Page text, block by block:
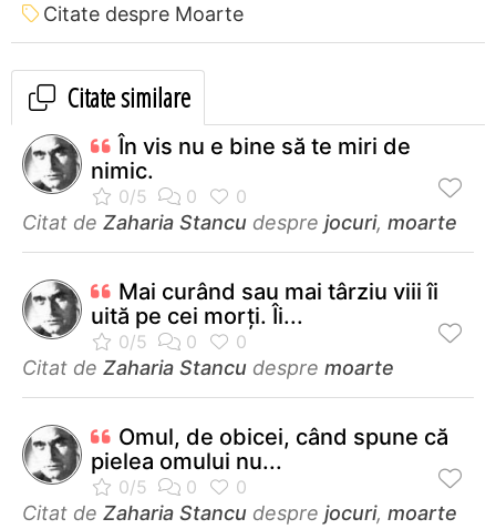
Citate despre Moarte
Citate similare
În vis nu e bine să te miri de
nimic.
Citat de Zaharia Stancu despre jocuri, moarte
Mai curând sau mai târziu viii îi
uită pe cei morţi. Îi...
Citat de Zaharia Stancu despre moarte
Omul, de obicei, când spune că
pielea omului nu...
Citat de Zaharia Stancu despre jocuri, moarte